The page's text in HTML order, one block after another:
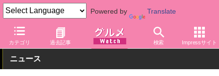
Powered by Translate
カテゴリ 過去記事 検索 Impressサイト
グルメ Watch 店舗 居酒屋 串カツ田中
ニュース